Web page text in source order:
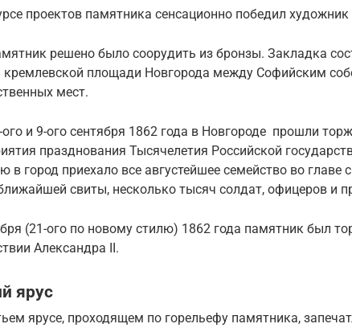
проектов памятника сенсационно победил
решено было соорудить из бронзы. Закладка
кремлевской площади Новгорода между Софийским
мест.
ого и 9-ого сентября 1862 года в Новгороде прошли
празднования Тысячелетия Российской
в город приехало все августейшее семейство во
свиты, несколько тысяч солдат, офицеров и
(21-ого по новому стилю) 1862 года памятник был
Александра II.
ярус
ярусе, проходящем по горельефу памятника,